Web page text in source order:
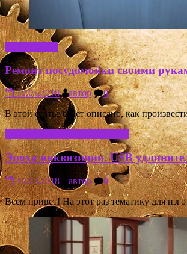
Ремонт посудомойки своими
10.05.2018 автор
0
В этой статье будет описано, как
Эпоха инквизиции. USB
30.03.2018 автор
0
Всем привет! На этот раз тематику для